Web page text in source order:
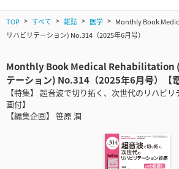
TOP すべて 雑誌 医学
Monthly Book
リハビリテーション) No.314（2025年6月号）
Monthly Book Medical Rehabilitation (
テーション) No.314（2025年6月号）【電
【特集】 超音波で切り拓く、次世代のリハビ
画付】
【編集企画】 笹原 潤